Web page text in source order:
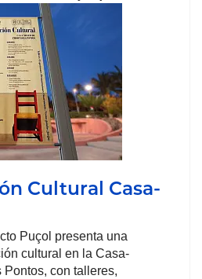
Cultural Casa-
Puçol presenta una
cultural en la Casa-
Pontos, con talleres,